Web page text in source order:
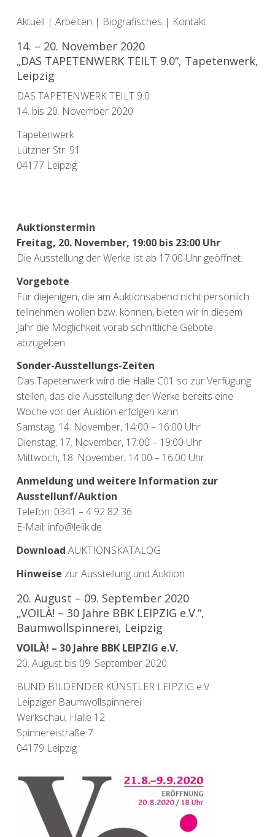
Aktuell | Arbeiten | Biografisches | Kontakt
14. – 20. November 2020
„DAS TAPETENWERK TEILT 9.0“, Tapetenwerk,
Leipzig
DAS TAPETENWERK TEILT 9.0
14. bis 20. November 2020
Tapetenwerk
Lützner Str. 91
04177 Leipzig
Auktionstermin
Freitag, 20. November, 19:00 bis 23:00 Uhr
Die Ausstellung der Werke ist ab 17:00 Uhr geöffnet.
Vorgebote
Für diejenigen, die am Auktionsabend nicht persönlich
teilnehmen wollen bzw. können, bieten wir in diesem
Jahr die Möglichkeit vorab schriftliche Gebote
abzugeben.
Sonder-Ausstellungs-Zeiten
Das Tapetenwerk wird die Halle C01 so zur Verfügung
stellen, das die Ausstellung der Werke bereits eine
Woche vor der Auktion erfolgen kann.
Samstag, 14. November, 14:00 – 16:00 Uhr
Dienstag, 17. November, 17:00 – 19:00 Uhr
Mittwoch, 18. November, 14:00 – 16:00 Uhr
Anmeldung und weitere Information zur
Ausstellunf/Auktion
Telefon: 0341 – 4 92 82 36
E-Mail: info@leiik.de
Download AUKTIONSKATALOG
Hinweise zur Ausstellung und Auktion
20. August – 09. September 2020
„VOILÀ! – 30 Jahre BBK LEIPZIG e.V.“,
Baumwollspinnerei, Leipzig
VOILÀ! – 30 Jahre BBK LEIPZIG e.V.
20. August bis 09. September 2020
BUND BILDENDER KÜNSTLER LEIPZIG e.V.
Leipziger Baumwollspinnerei
Werkschau, Halle 12
Spinnereistraße 7
04179 Leipzig